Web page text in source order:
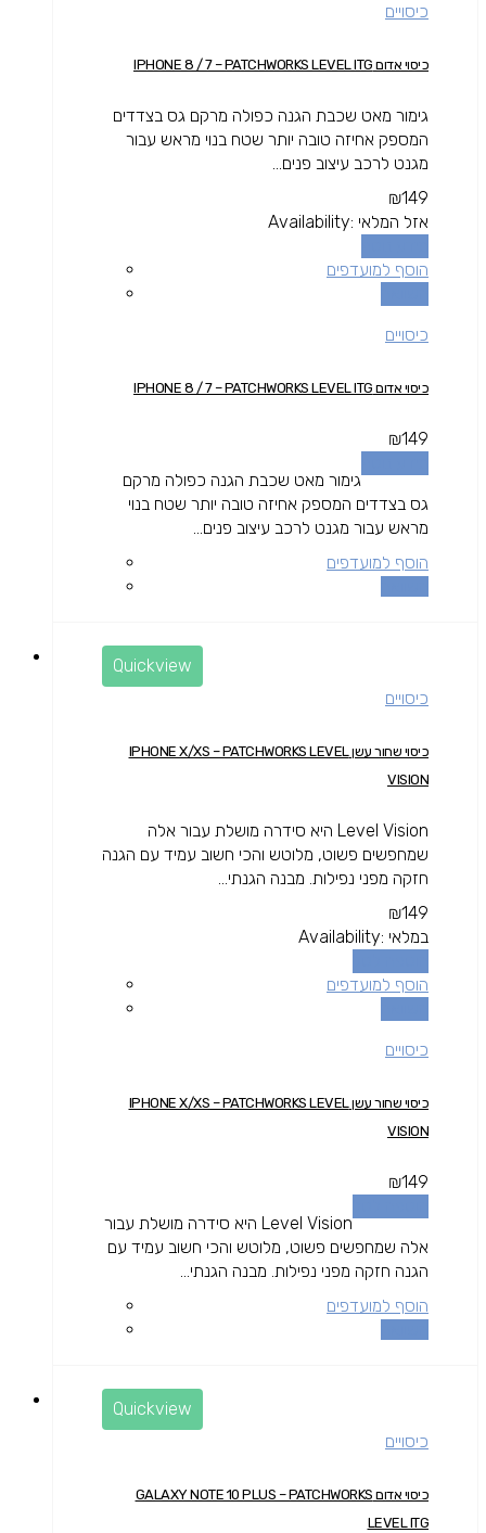
כיסויים
כיסוי אדום IPHONE 8 / 7 – PATCHWORKS LEVEL ITG
גימור מאט שכבת הגנה כפולה מרקם גס בצדדים
המספק אחיזה טובה יותר שטח בנוי מראש עבור
מגנט לרכב עיצוב פנים...
₪149
Availability: אזל המלאי
הוסף למועדפים
כיסויים
כיסוי אדום IPHONE 8 / 7 – PATCHWORKS LEVEL ITG
₪149
גימור מאט שכבת הגנה כפולה מרקם
גס בצדדים המספק אחיזה טובה יותר שטח בנוי
מראש עבור מגנט לרכב עיצוב פנים...
הוסף למועדפים
Quickview
כיסויים
כיסוי שחור עשן IPHONE X/XS – PATCHWORKS LEVEL
VISION
Level Vision היא סידרה מושלת עבור אלה
שמחפשים פשוט, מלוטש והכי חשוב עמיד עם הגנה
חזקה מפני נפילות. מבנה הגנתי...
₪149
Availability: במלאי
הוסף למועדפים
כיסויים
כיסוי שחור עשן IPHONE X/XS – PATCHWORKS LEVEL
VISION
₪149
Level Vision היא סידרה מושלת עבור
אלה שמחפשים פשוט, מלוטש והכי חשוב עמיד עם
הגנה חזקה מפני נפילות. מבנה הגנתי...
הוסף למועדפים
Quickview
כיסויים
כיסוי אדום GALAXY NOTE 10 PLUS – PATCHWORKS
LEVEL ITG